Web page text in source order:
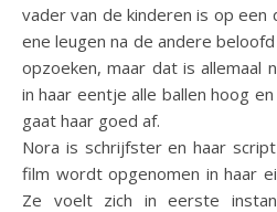
vader van de kinderen is op
ene leugen na de andere
opzoeken, maar dat is allemaal
in haar eentje alle ballen hoog
gaat haar goed af.
Nora is schrijfster en haar
film wordt opgenomen in haar
Ze voelt zich in eerste